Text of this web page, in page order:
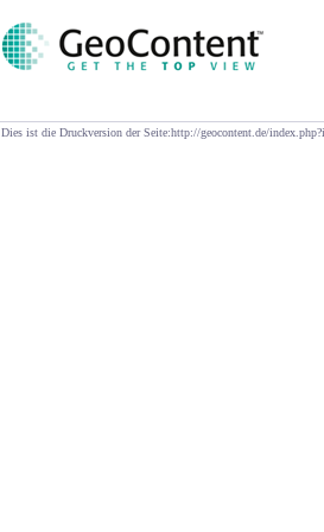
Dies ist die Druckversion der Seite:http://geocontent.de/